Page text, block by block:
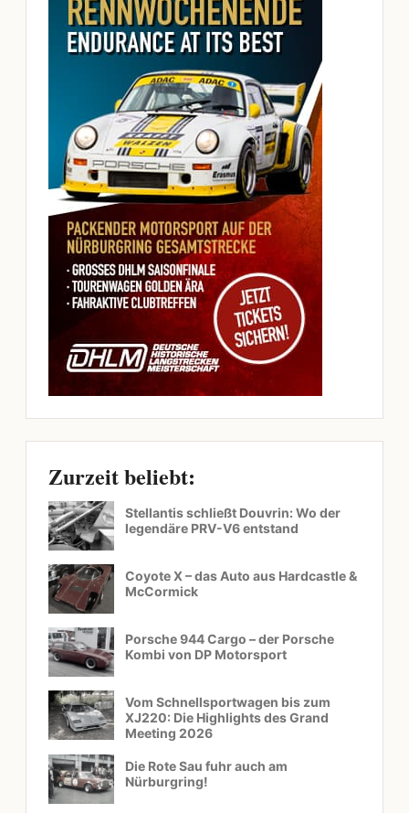
Zurzeit beliebt:
Stellantis schließt Douvrin: Wo der
legendäre PRV-V6 entstand
Coyote X – das Auto aus Hardcastle &
McCormick
Porsche 944 Cargo – der Porsche
Kombi von DP Motorsport
Vom Schnellsportwagen bis zum
XJ220: Die Highlights des Grand
Meeting 2026
Die Rote Sau fuhr auch am
Nürburgring!